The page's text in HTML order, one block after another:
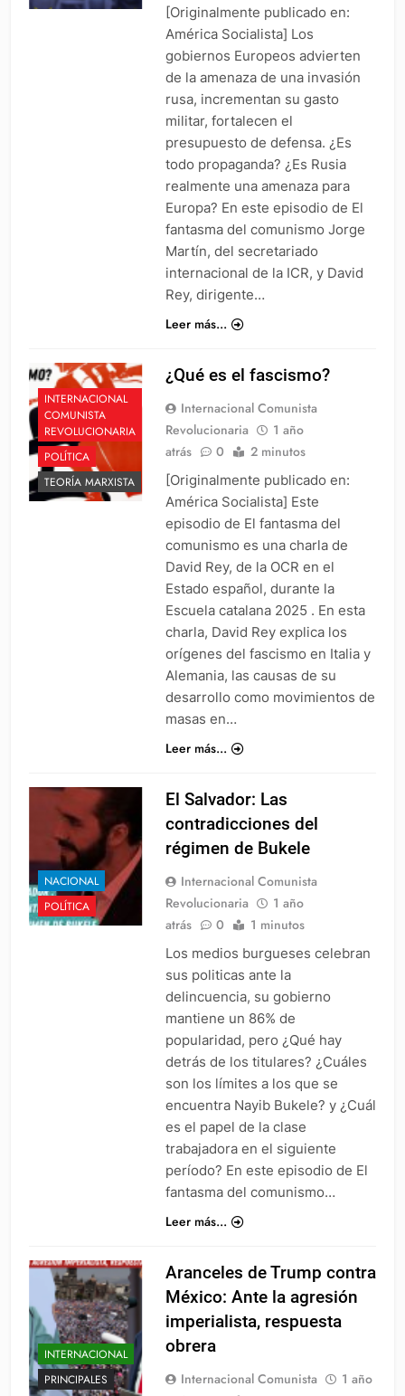
[Originalmente publicado en:
América Socialista] Los
gobiernos Europeos advierten
de la amenaza de una invasión
rusa, incrementan su gasto
militar, fortalecen el
presupuesto de defensa. ¿Es
todo propaganda? ¿Es Rusia
realmente una amenaza para
Europa? En este episodio de El
fantasma del comunismo Jorge
Martín, del secretariado
internacional de la ICR, y David
Rey, dirigente…
Leer más...
INTERNACIONAL
COMUNISTA
REVOLUCIONARIA
POLÍTICA
TEORÍA MARXISTA
¿Qué es el fascismo?
Internacional Comunista
Revolucionaria
1 año
atrás
0 2 minutos
[Originalmente publicado en:
América Socialista] Este
episodio de El fantasma del
comunismo es una charla de
David Rey, de la OCR en el
Estado español, durante la
Escuela catalana 2025 . En esta
charla, David Rey explica los
orígenes del fascismo en Italia y
Alemania, las causas de su
desarrollo como movimientos de
masas en…
Leer más...
NACIONAL
POLÍTICA
El Salvador: Las
contradicciones del
régimen de Bukele
Internacional Comunista
Revolucionaria
1 año
atrás
0 1 minutos
Los medios burgueses celebran
sus politicas ante la
delincuencia, su gobierno
mantiene un 86% de
popularidad, pero ¿Qué hay
detrás de los titulares? ¿Cuáles
son los límites a los que se
encuentra Nayib Bukele? y ¿Cuál
es el papel de la clase
trabajadora en el siguiente
período? En este episodio de El
fantasma del comunismo…
Leer más...
INTERNACIONAL
PRINCIPALES
Aranceles de Trump contra
México: Ante la agresión
imperialista, respuesta
obrera
Internacional Comunista
1 año